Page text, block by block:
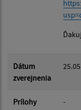
Dátum
zverejnenia
Prílohy -